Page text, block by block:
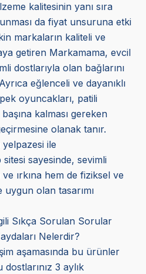
kalitesinin yanı sıra
da fiyat unsuruna etki
markaların kaliteli ve
getiren Markamama, evcil
dostlarıyla olan bağlarını
eğlenceli ve dayanıklı
oyuncakları, patili
kalması gereken
olanak tanır.
ile
sayesinde, sevimli
ırkına hem de fiziksel ve
olan tasarımı
Sıkça Sorulan Sorular
Nelerdir?
aşamasında bu ürünler
3 aylık